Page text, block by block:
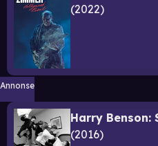
2022
Annonse
Harry Benson:
2016